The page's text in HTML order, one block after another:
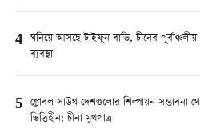
4 ঘনিয়ে আসছে টাইফুন বাভি, চীনের
ব্যবস্থা
5 গ্লোবল সাউথ দেশগুলোর শিল্পায়ন সম্ভাবনা
ভিত্তিহীন: চীনা মুখপাত্র